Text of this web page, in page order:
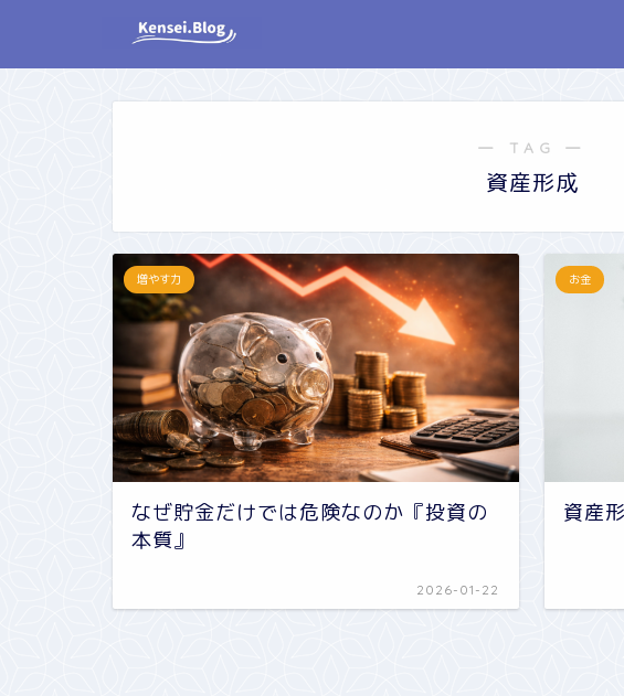
― TAG ―
資産形成
増やす力
なぜ貯金だけでは危険なのか『投資の
本質』
2026-01-22
お金
資産